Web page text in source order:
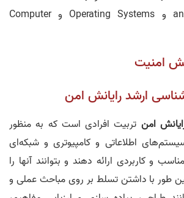
and Access Control و Operating Systems و Computer
امنیت
ارشد رایانش امن
امن تربیت افرادی است که به منظور
اطلاعاتی و کامپیوتری و شبکه‌ای
و کاربردی ارائه دهند و بتوانند آنها را
طور با داشتن تسلط بر روی مباحث عملی و